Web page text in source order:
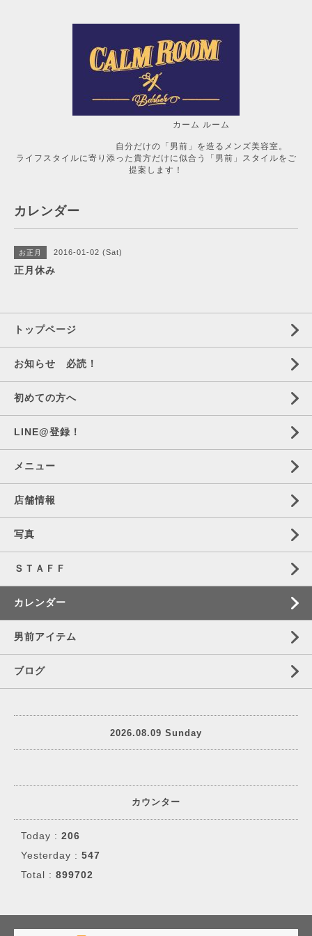
カーム ルーム
自分だけの「男前」を造るメンズ美容室。
ライフスタイルに寄り添った貴方だけに似合う「男前」スタイルをご
提案します！
カレンダー
お正月 2016-01-02 (Sat)
正月休み
トップページ
お知らせ 必読！
初めての方へ
LINE@登録！
メニュー
店舗情報
写真
ＳＴＡＦＦ
カレンダー
男前アイテム
ブログ
2026.08.09 Sunday
カウンター
Today : 206
Yesterday : 547
Total : 899702